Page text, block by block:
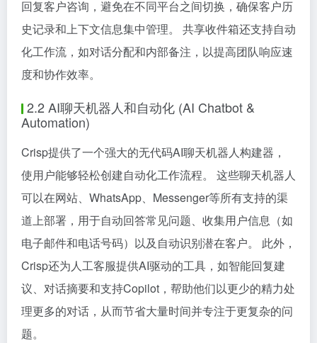
回复客户咨询，避免在不同平台之间切换，确保客户历
史记录和上下文信息集中管理。 共享收件箱还支持自动
化工作流，如对话分配和内部备注，以提高团队响应速
度和协作效率。
2.2 AI聊天机器人和自动化 (AI Chatbot &
Automation)
Crisp提供了一个强大的无代码AI聊天机器人构建器，
使用户能够轻松创建自动化工作流程。 这些聊天机器人
可以在网站、WhatsApp、Messenger等所有支持的渠
道上部署，用于自动回答常见问题、收集用户信息（如
电子邮件和电话号码）以及自动识别潜在客户。 此外，
Crisp还为人工客服提供AI驱动的工具，如智能回复建
议、对话摘要和支持Copilot，帮助他们以更少的精力处
理更多的对话，从而节省大量时间并专注于更复杂的问
题。